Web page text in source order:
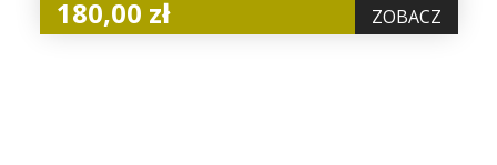
180,00 zł ZOBACZ